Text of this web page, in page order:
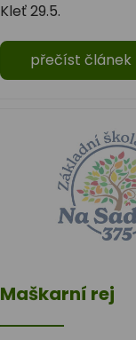
Kleť 29.5.
přečíst článek
Maškarní rej